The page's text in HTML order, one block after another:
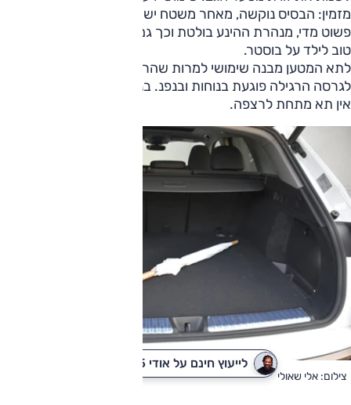
מזמין: הבסיס נוקשה, מאחר משטח ישר של מסעד היד שהוא
פשוט מדי, מנהרת ההינע בולטת וכך גם מכלול המיזג. בקיצור:
טוב לילד על בוסטר.
לתא המטען מבנה שימושי למרות שהרצפה הגבוהה ביחס
לגרסה הרגילה פוגעת בנוחות ובנפנ. בניגוד לזו הרגילה בנטענת
אין תא מתחת לרצפה.
צילום: אלי שאולי
לייעוץ חינם על אודי Q5